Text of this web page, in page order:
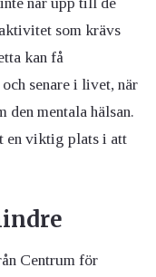
som krävs
kan få
senare i livet, när
mentala hälsan.
en viktig plats i att
Centrum för